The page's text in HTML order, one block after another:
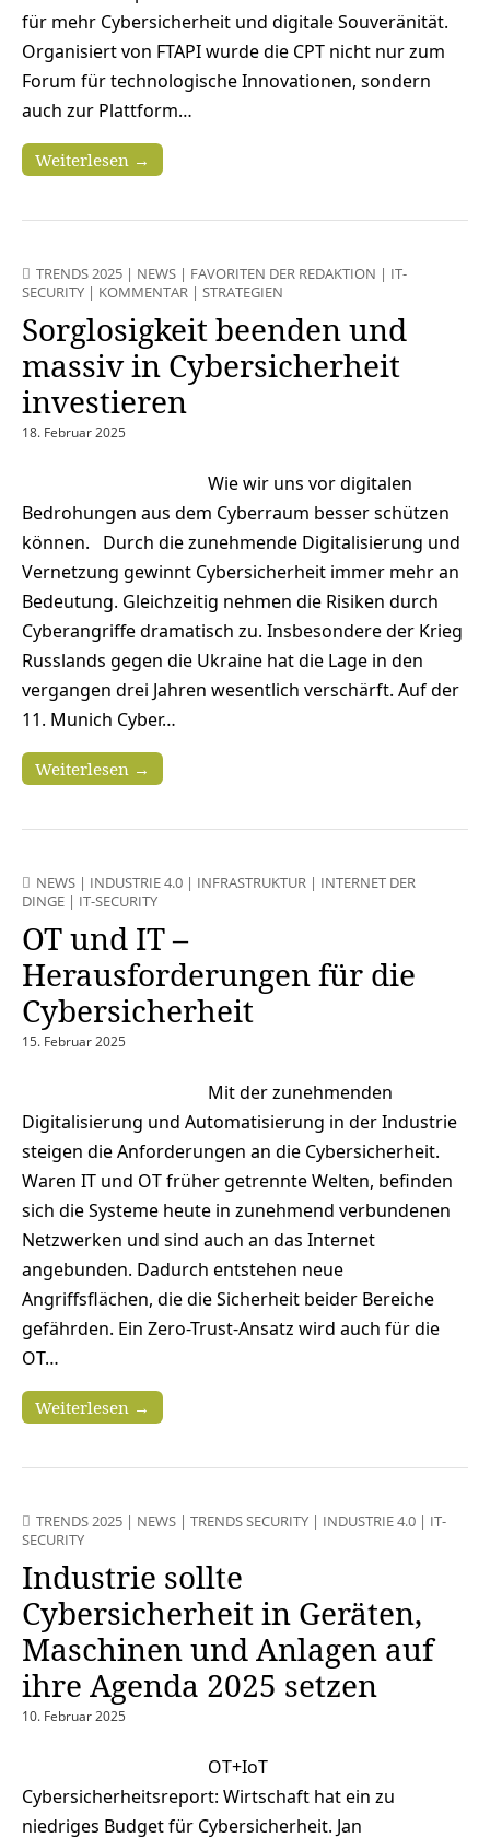
für mehr Cybersicherheit und digitale Souveränität.
Organisiert von FTAPI wurde die CPT nicht nur zum
Forum für technologische Innovationen, sondern
auch zur Plattform…
Weiterlesen →
TRENDS 2025 | NEWS | FAVORITEN DER REDAKTION | IT-
SECURITY | KOMMENTAR | STRATEGIEN
Sorglosigkeit beenden und
massiv in Cybersicherheit
investieren
18. Februar 2025
Wie wir uns vor digitalen
Bedrohungen aus dem Cyberraum besser schützen
können. Durch die zunehmende Digitalisierung und
Vernetzung gewinnt Cybersicherheit immer mehr an
Bedeutung. Gleichzeitig nehmen die Risiken durch
Cyberangriffe dramatisch zu. Insbesondere der Krieg
Russlands gegen die Ukraine hat die Lage in den
vergangen drei Jahren wesentlich verschärft. Auf der
11. Munich Cyber…
Weiterlesen →
NEWS | INDUSTRIE 4.0 | INFRASTRUKTUR | INTERNET DER
DINGE | IT-SECURITY
OT und IT –
Herausforderungen für die
Cybersicherheit
15. Februar 2025
Mit der zunehmenden
Digitalisierung und Automatisierung in der Industrie
steigen die Anforderungen an die Cybersicherheit.
Waren IT und OT früher getrennte Welten, befinden
sich die Systeme heute in zunehmend verbundenen
Netzwerken und sind auch an das Internet
angebunden. Dadurch entstehen neue
Angriffsflächen, die die Sicherheit beider Bereiche
gefährden. Ein Zero-Trust-Ansatz wird auch für die
OT…
Weiterlesen →
TRENDS 2025 | NEWS | TRENDS SECURITY | INDUSTRIE 4.0 | IT-
SECURITY
Industrie sollte
Cybersicherheit in Geräten,
Maschinen und Anlagen auf
ihre Agenda 2025 setzen
10. Februar 2025
OT+IoT
Cybersicherheitsreport: Wirtschaft hat ein zu
niedriges Budget für Cybersicherheit. Jan